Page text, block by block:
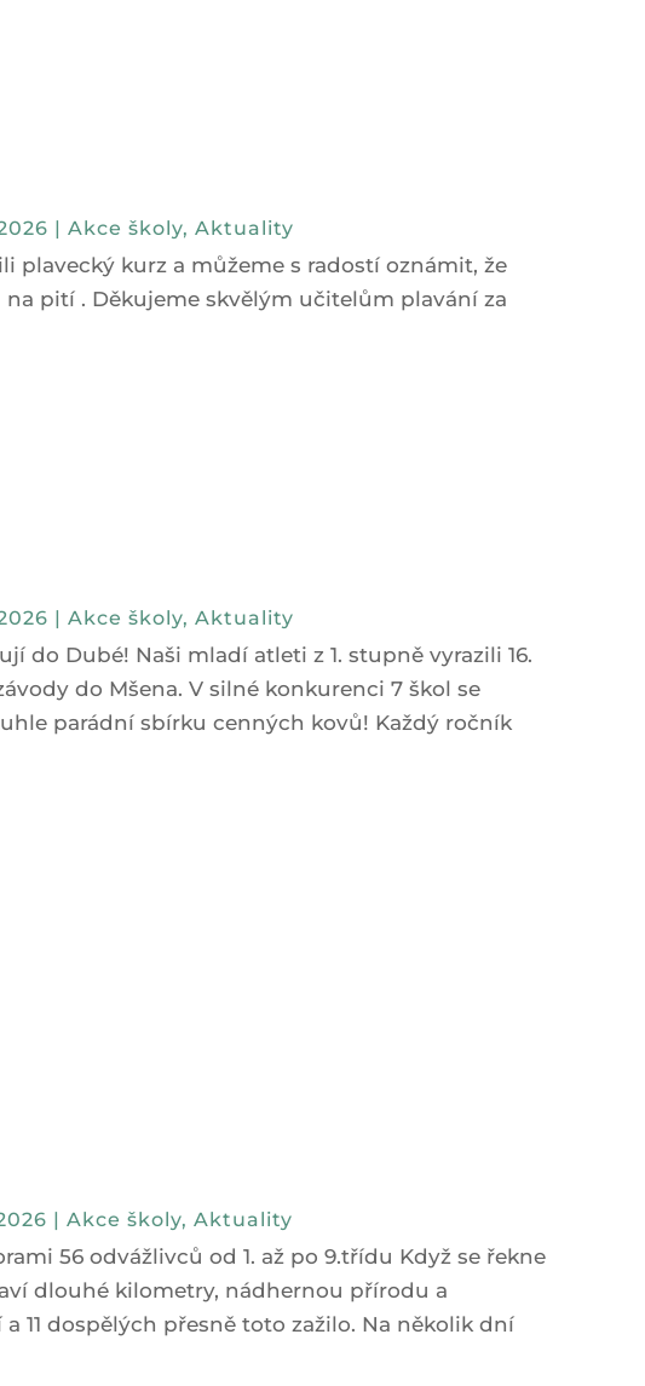
Akce školy, Aktuality
plavecký kurz a můžeme s radostí oznámit, že
pití . Děkujeme skvělým učitelům plavání za
| Akce školy, Aktuality
do Dubé! Naši mladí atleti z 1. stupně vyrazili 16.
do Mšena. V silné konkurenci 7 škol se
parádní sbírku cenných kovů! Každý ročník
| Akce školy, Aktuality
56 odvážlivců od 1. až po 9.třídu Když se řekne
dlouhé kilometry, nádhernou přírodu a
11 dospělých přesně toto zažilo. Na několik dní